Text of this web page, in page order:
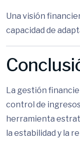
Una visión
capacidad de
La gestión
control de
herramienta
la estabilidad y la